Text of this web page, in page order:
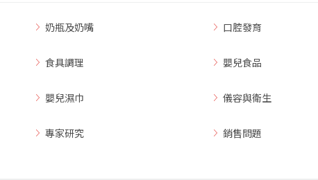
奶瓶及奶嘴 口腔發育
食具調理 嬰兒食品
嬰兒濕巾 儀容與衛生
專家研究 銷售問題